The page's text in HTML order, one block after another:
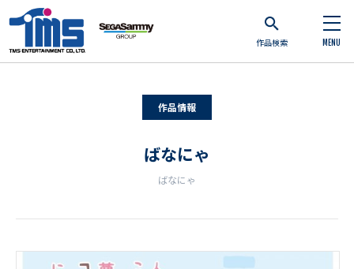
作品検索 MENU
作品情報
ばなにゃ
ばなにゃ